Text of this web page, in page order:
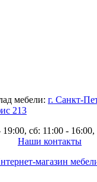
мебели: г. Санкт-
213
19:00, сб: 11:00 -
Наши контакты